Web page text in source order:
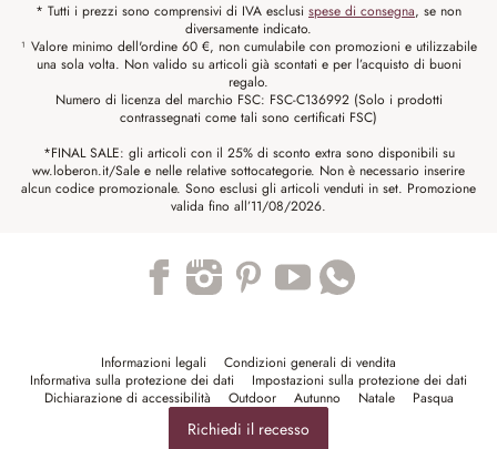
* Tutti i prezzi sono comprensivi di IVA esclusi spese di consegna, se non
diversamente indicato.
¹ Valore minimo dell'ordine 60 €, non cumulabile con promozioni e utilizzabile
una sola volta. Non valido su articoli già scontati e per l’acquisto di buoni
regalo.
Numero di licenza del marchio FSC: FSC-C136992 (Solo i prodotti
contrassegnati come tali sono certificati FSC)
*FINAL SALE: gli articoli con il 25% di sconto extra sono disponibili su
ww.loberon.it/Sale e nelle relative sottocategorie. Non è necessario inserire
alcun codice promozionale. Sono esclusi gli articoli venduti in set. Promozione
valida fino all’11/08/2026.
Informazioni legali
Condizioni generali di vendita
Informativa sulla protezione dei dati
Impostazioni sulla protezione dei dati
Dichiarazione di accessibilità
Outdoor Autunno Natale Pasqua
Richiedi il recesso